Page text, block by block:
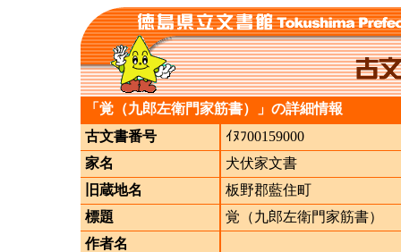
「覚（九郎左衛門家筋書）」の詳細情報
古文書番号
ｲﾇﾌ00159000
家名
犬伏家文書
旧蔵地名
板野郡藍住町
標題
覚（九郎左衛門家筋書）
作者名